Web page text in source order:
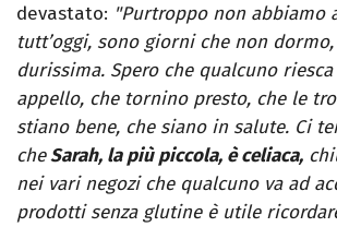
devastato: "Purtroppo non abbiamo
tutt’oggi, sono giorni che non
durissima. Spero che qualcuno
appello, che tornino presto, che le
stiano bene, che siano in salute. Ci
cheSarah, la più piccola, è celiaca,
nei vari negozi che qualcuno va ad
prodotti senza glutine è utile